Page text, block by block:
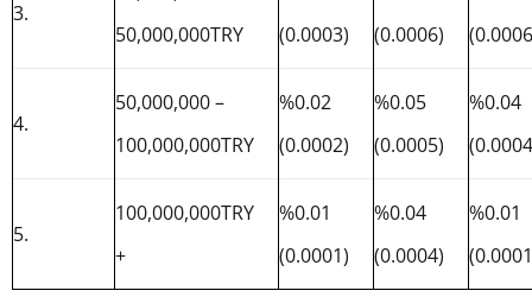
3.
50,000,000TRY
(0.0003)
(0.0006)
4.
50,000,000 –
100,000,000TRY
%0.02
(0.0002)
%0.05
(0.0005)
%0.04
5.
100,000,000TRY
+
%0.01
(0.0001)
%0.04
(0.0004)
%0.01